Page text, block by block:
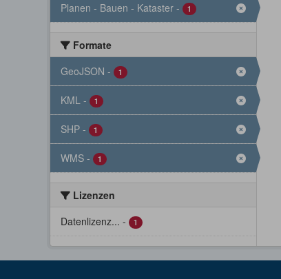
Planen - Bauen - Kataster - 1
Formate
GeoJSON - 1
KML - 1
SHP - 1
WMS - 1
Lizenzen
Datenlizenz... - 1